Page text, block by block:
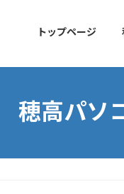
トップページ
穂高パソ